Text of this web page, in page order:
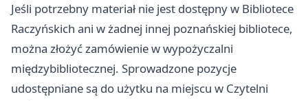
Jeśli potrzebny materiał nie jest dostępny w Bibliotece
Raczyńskich ani w żadnej innej poznańskiej bibliotece,
można złożyć zamówienie w wypożyczalni
międzybibliotecznej. Sprowadzone pozycje
udostępniane są do użytku na miejscu w Czytelni